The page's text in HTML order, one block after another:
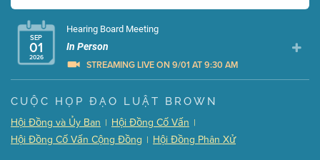
SEP
01
2026
Hearing Board Meeting
In Person
STREAMING LIVE ON 9/01 AT 9:30 AM
Presentation (Part 1 of 3) (5 Mb PDF , 87 pgs )
Presentation (Part 2 of 3) (121 Kb PDF , 2 pgs )
Presentation (Part 3 of 3) (168 Kb PDF , 3 pgs )
Meeting Details
CUỘC HỌP ĐẠO LUẬT BROWN
Hội Đồng và Ủy Ban | Hội Đồng Cố Vấn |
Hội Đồng Cố Vấn Cộng Đồng | Hội Đồng Phân Xử